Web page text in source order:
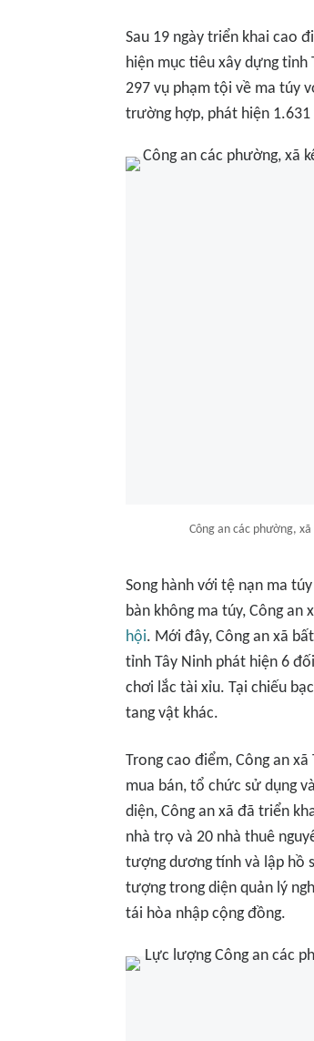
Sau 19 ngày triển khai cao
hiện mục tiêu xây dựng tỉnh
297 vụ phạm tội về ma túy
trường hợp, phát hiện
Công an các phường,
Song hành với tệ nạn ma
bàn không ma túy, Công
hội. Mới đây, Công an xã
tỉnh Tây Ninh phát hiện 6
chơi lắc tài xỉu. Tại chiếu
tang vật khác.
Trong cao điểm, Công an
mua bán, tổ chức sử dụng
diện, Công an xã đã triển
nhà trọ và 20 nhà thuê
tượng dương tính và lập hồ
tượng trong diện quản lý
tái hòa nhập cộng đồng.